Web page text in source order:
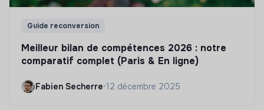
Guide reconversion
Meilleur bilan de compétences 2026 : notre
comparatif complet (Paris & En ligne)
Fabien Secherre•12 décembre 2025